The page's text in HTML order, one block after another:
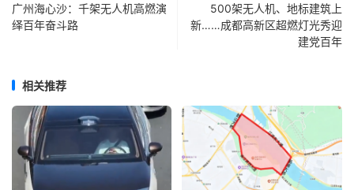
广州海心沙：千架无人机高燃演
绎百年奋斗路
500架无人机、地标建筑上
新……成都高新区超燃灯光秀迎
建党百年
相关推荐